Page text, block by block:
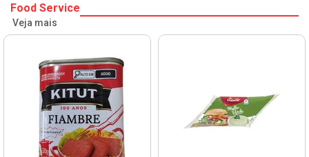
Food Service
Veja mais